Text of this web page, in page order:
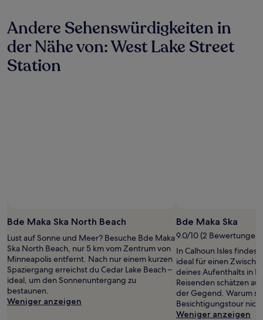
Andere Sehenswürdigkeiten in
der Nähe von: West Lake Street
Station
Foto
von
piyu
mishra
Bde Maka Ska North Beach
Lust auf Sonne und Meer? Besuche Bde Maka
Ska North Beach, nur 5 km vom Zentrum von
Minneapolis entfernt. Nach nur einem kurzen
Spaziergang erreichst du Cedar Lake Beach –
ideal, um den Sonnenuntergang zu
bestaunen.
Weniger anzeigen
Bde Maka Ska
9.0/10 (2 Bewertungen)
In Calhoun Isles findest
ideal für einen
deines Aufenthalts in
Reisenden schätzen
der Gegend. Warum
Besichtigungstour
Weniger anzeigen